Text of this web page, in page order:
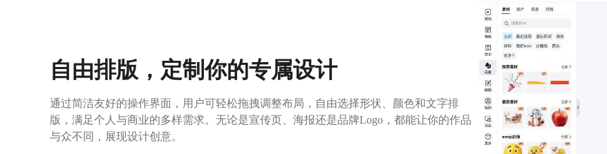
自由排版，定制你的专属设计
通过简洁友好的操作界面，用户可轻松拖拽调整布局，自由选择形状、颜色和文字排
版，满足个人与商业的多样需求。无论是宣传页、海报还是品牌Logo，都能让你的作品
与众不同，展现设计创意。